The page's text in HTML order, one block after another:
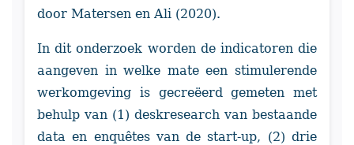
door Matersen en Ali (2020).
In dit onderzoek worden de indicatoren die
aangeven in welke mate een stimulerende
werkomgeving is gecreëerd gemeten met
behulp van (1) deskresearch van bestaande
data en enquêtes van de start-up, (2) drie